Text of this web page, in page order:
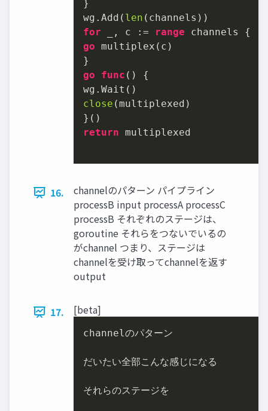
}
wg.Add( len
for _, c := range
go multiplex(c)
go
func ()
{
close (multiplexed)
return multiplexed
16.
channelのパターン パイプライン
processB input processA processC
processB それぞれのステージは、
goroutine それらをつないでいるの
がchannel つまり、ステージは
channelを受け取ってchannelを返す
output
17. [beta]
channelのパターン
だいたい全部こんな感じになる
それらのステージを